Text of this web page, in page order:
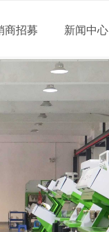
商招募 新闻中心